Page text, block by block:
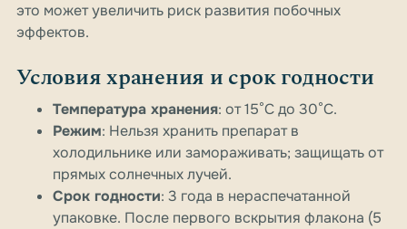
это может увеличить риск развития побочных
эффектов.
Условия хранения и срок годности
Температура хранения: от 15°C до 30°C.
Режим: Нельзя хранить препарат в
холодильнике или замораживать; защищать от
прямых солнечных лучей.
Срок годности: 3 года в нераспечатанной
упаковке. После первого вскрытия флакона (5